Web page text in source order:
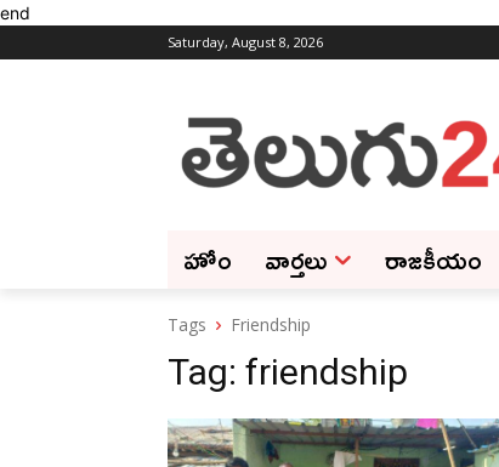
end
Saturday, August 8, 2026
హోం వార్తలు రాజకీయం
Tags Friendship
Tag: friendship